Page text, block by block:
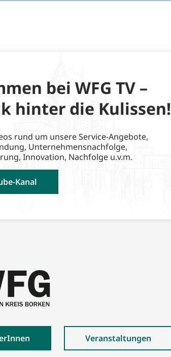
bei WFG TV –
hinter die Kulissen!
rund um unsere Service-Angebote,
Unternehmensnachfolge,
Innovation, Nachfolge u.v.m.
Kanal
Veranstaltungen